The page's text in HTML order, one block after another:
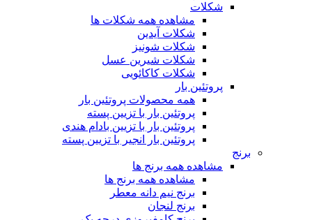
شکلات
مشاهده همه شکلات ها
شکلات آیدین
شکلات شونیز
شکلات شیرین عسل
شکلات کاکائویی
پروتئین بار
همه محصولات پروتئین بار
پروتئین بار با تزیین پسته
پروتئین بار با تزیین بادام هندی
پروتئین بار انجیر با تزیین پسته
برنج
مشاهده همه برنج ها
مشاهده همه برنج ها
برنج نیم دانه معطر
برنج لنجان